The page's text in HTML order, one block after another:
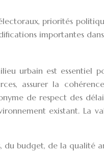
priorités
importantes
urbain est essentiel
assurer la
de respect des
existant. La
du budget, de la qualité